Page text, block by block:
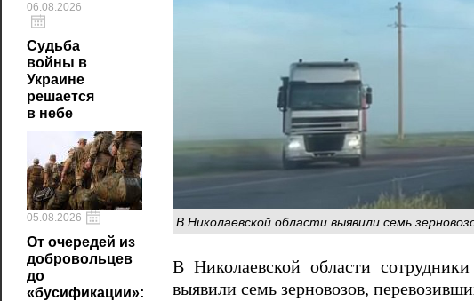
06.08.2026
Судьба
войны в
Украине
решается
в небе
05.08.2026
От очередей из
добровольцев
до
«бусификации»:
В Николаевской области выявили семь
В Николаевской области сотрудники
выявили семь зерновозов,